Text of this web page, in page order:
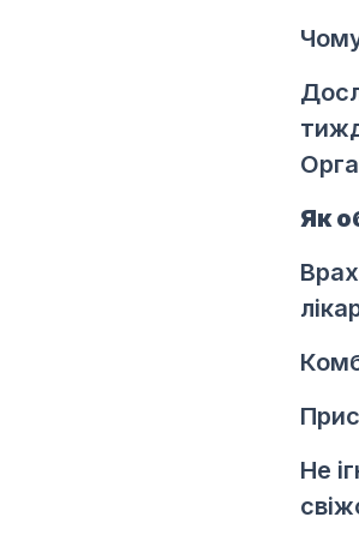
Як
Не